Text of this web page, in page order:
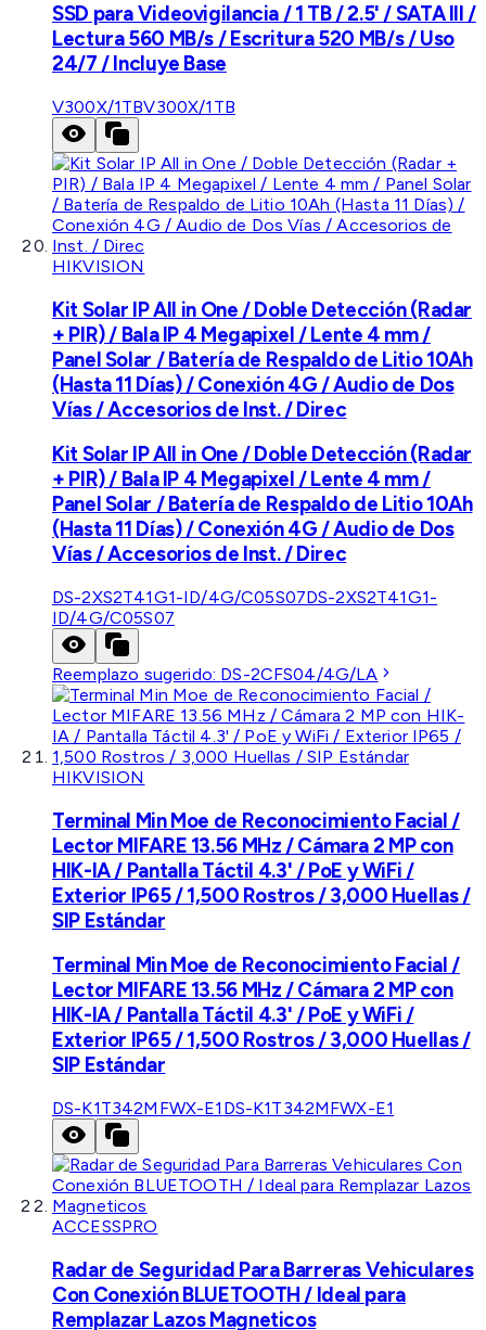
SSD para Videovigilancia / 1 TB / 2.5' / SATA III /
Lectura 560 MB/s / Escritura 520 MB/s / Uso
24/7 / Incluye Base
V300X/1TBV300X/1TB
HIKVISION
Kit Solar IP All in One / Doble Detección (Radar
+ PIR) / Bala IP 4 Megapixel / Lente 4 mm /
Panel Solar / Batería de Respaldo de Litio 10Ah
(Hasta 11 Días) / Conexión 4G / Audio de Dos
Vías / Accesorios de Inst. / Direc
Kit Solar IP All in One / Doble Detección (Radar
+ PIR) / Bala IP 4 Megapixel / Lente 4 mm /
Panel Solar / Batería de Respaldo de Litio 10Ah
(Hasta 11 Días) / Conexión 4G / Audio de Dos
Vías / Accesorios de Inst. / Direc
DS-2XS2T41G1-ID/4G/C05S07DS-2XS2T41G1-
ID/4G/C05S07
Reemplazo sugerido: DS-2CFS04/4G/LA
HIKVISION
Terminal Min Moe de Reconocimiento Facial /
Lector MIFARE 13.56 MHz / Cámara 2 MP con
HIK-IA / Pantalla Táctil 4.3' / PoE y WiFi /
Exterior IP65 / 1,500 Rostros / 3,000 Huellas /
SIP Estándar
Terminal Min Moe de Reconocimiento Facial /
Lector MIFARE 13.56 MHz / Cámara 2 MP con
HIK-IA / Pantalla Táctil 4.3' / PoE y WiFi /
Exterior IP65 / 1,500 Rostros / 3,000 Huellas /
SIP Estándar
DS-K1T342MFWX-E1 DS-K1T342MFWX-E1
ACCESSPRO
Radar de Seguridad Para Barreras Vehiculares
Con Conexión BLUETOOTH / Ideal para
Remplazar Lazos Magneticos